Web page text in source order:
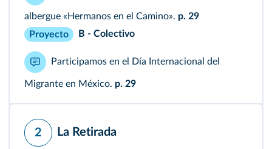
albergue «Hermanos en el Camino». p. 29
Proyecto
B - Colectivo
Participamos en el Día Internacional del
Migrante en México. p. 29
2 La Retirada